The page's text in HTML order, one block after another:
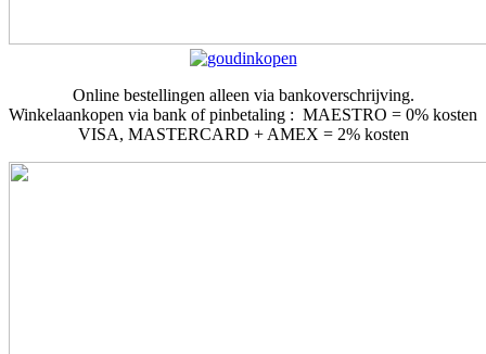
Online bestellingen alleen via bankoverschrijving.
Winkelaankopen via bank of pinbetaling : MAESTRO = 0% kosten
VISA, MASTERCARD + AMEX = 2% kosten